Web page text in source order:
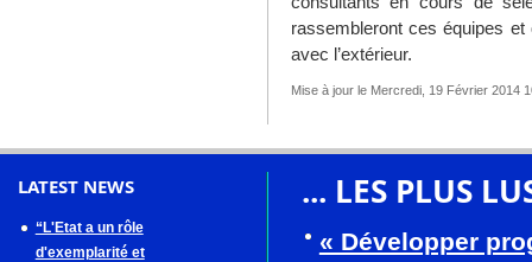
rassembleront ces équipes et
avec l’extérieur.
Mise à jour le Mercredi, 19 Février 2014
LATEST NEWS
“L'Etat a un rôle
d'exemplarité et
... LES PLUS
« Développer